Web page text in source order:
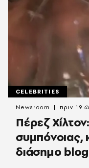
CELEBRITIES
Πέρεζ
συμπόνοιας,
διάσημο
Newsroom πριν 19